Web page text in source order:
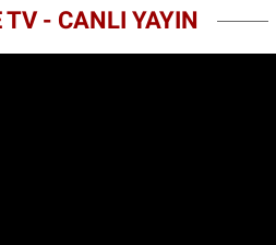
TV - CANLI YAYIN